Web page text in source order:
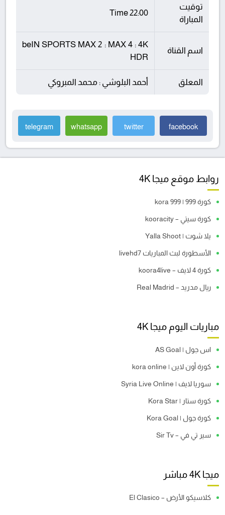
توقيت
المباراة
22:00 Time
اسم القناة
beIN SPORTS MAX 2 : MAX 4 : 4K
HDR
المعلق أحمد البلوشي : محمد المبروكي
facebook
twitter
whatsapp
telegram
روابط موقع ميجا 4K
كورة 999 | kora 999
كورة سيتي – kooracity
يلا شوت | Yalla Shoot
الأسطورة لبث المباريات livehd7
كورة 4 لايف – koora4live
ريال مدريد – Real Madrid
مباريات اليوم ميجا 4K
اس جول | AS Goal
كورة أون لاين | kora online
سوريا لايف | Syria Live Online
كورة ستار | Kora Star
كورة جول | Kora Goal
سير تي في – Sir Tv
ميجا 4K مباشر
كلاسيكو الأرض – El Clasico